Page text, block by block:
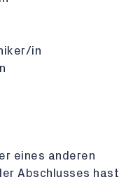
in
eines anderen
Abschlusses hast